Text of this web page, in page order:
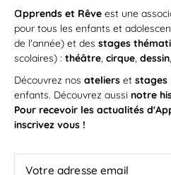
apprends et Rêve est une
pour tous les enfants et
de l'année) et des stages
scolaires) : théâtre, cirque, dessin,
Découvrez nos ateliers et stages
enfants. Découvrez aussi notre
Pour recevoir les actualités
inscrivez vous !